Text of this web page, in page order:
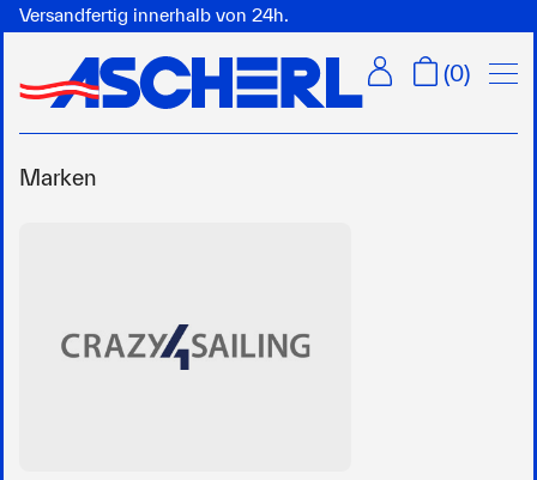
Versandfertig innerhalb von 24h.
(0)
Marken